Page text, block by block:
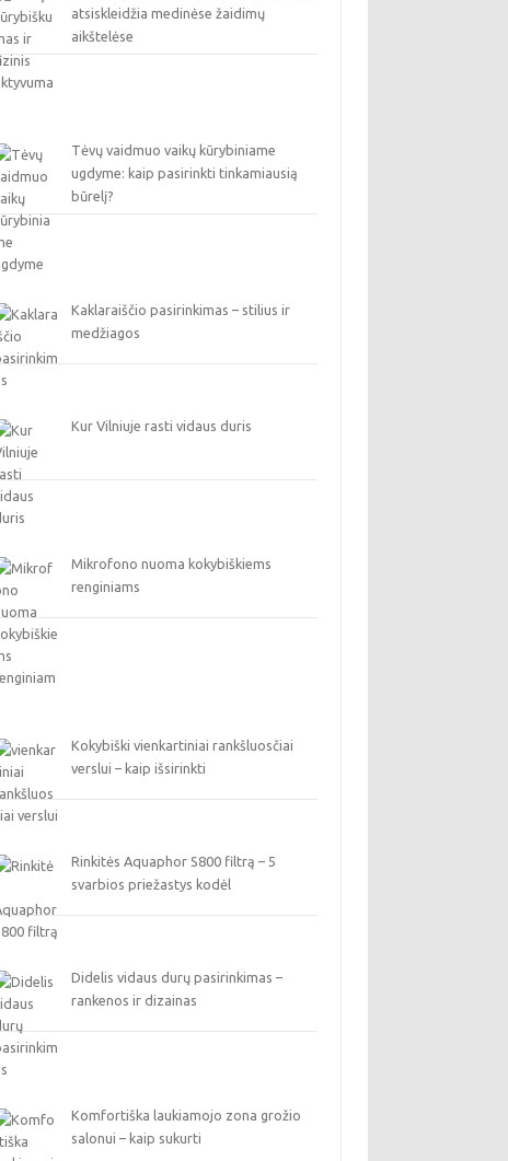
atsiskleidžia medinėse žaidimų
aikštelėse
Tėvų vaidmuo vaikų kūrybiniame
ugdyme: kaip pasirinkti tinkamiausią
būrelį?
Kaklaraiščio pasirinkimas – stilius ir
medžiagos
Kur Vilniuje rasti vidaus duris
Mikrofono nuoma kokybiškiems
renginiams
Kokybiški vienkartiniai rankšluosčiai
verslui – kaip išsirinkti
Rinkitės Aquaphor S800 filtrą – 5
svarbios priežastys kodėl
Didelis vidaus durų pasirinkimas –
rankenos ir dizainas
Komfortiška laukiamojo zona grožio
salonui – kaip sukurti